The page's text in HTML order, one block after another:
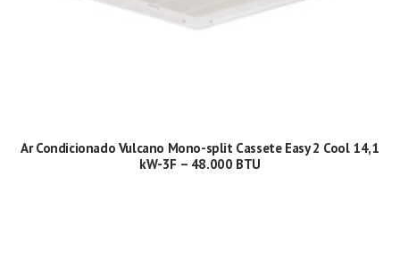
Ar Condicionado Vulcano Mono-split Cassete Easy 2 Cool 14,1
kW-3F – 48.000 BTU